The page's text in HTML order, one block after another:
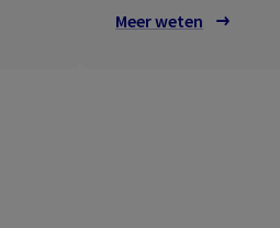
Meer weten